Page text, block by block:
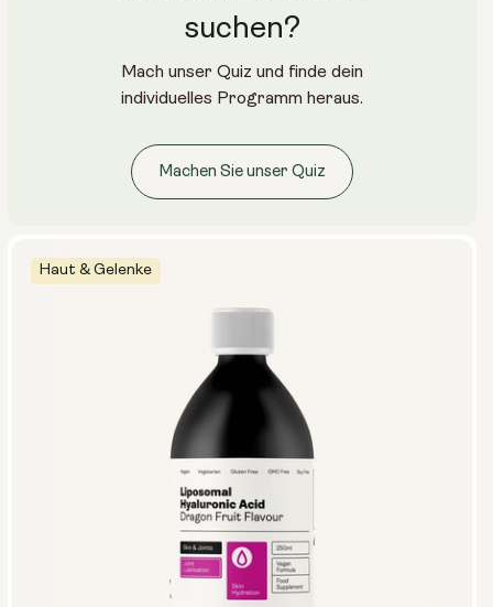
Haut & Gelenke
suchen?
Mach unser Quiz und finde dein
individuelles Programm heraus.
Machen Sie unser Quiz